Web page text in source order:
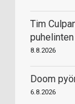
Tim
8.8.2026
Doom
6.8.2026